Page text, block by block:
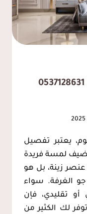
تفصيل هيدبورد الدمام ت: 0537128631
يعتبر تفصيل
لمسة فريدة
زينة، بل هو
الغرفة. سواء
تقليدي، فإن
لك الكثير من